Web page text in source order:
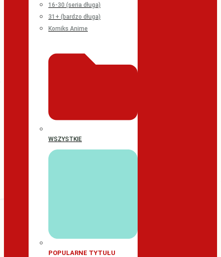
16-30 (seria długa)
31+ (bardzo długa)
Komiks Anime
WSZYSTKIE
POPULARNE TYTUŁU